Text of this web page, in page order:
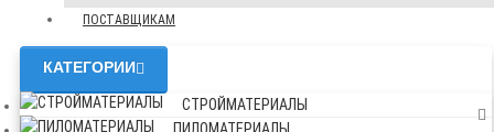
ПОСТАВЩИКАМ
КАТЕГОРИИ
СТРОЙМАТЕРИАЛЫ